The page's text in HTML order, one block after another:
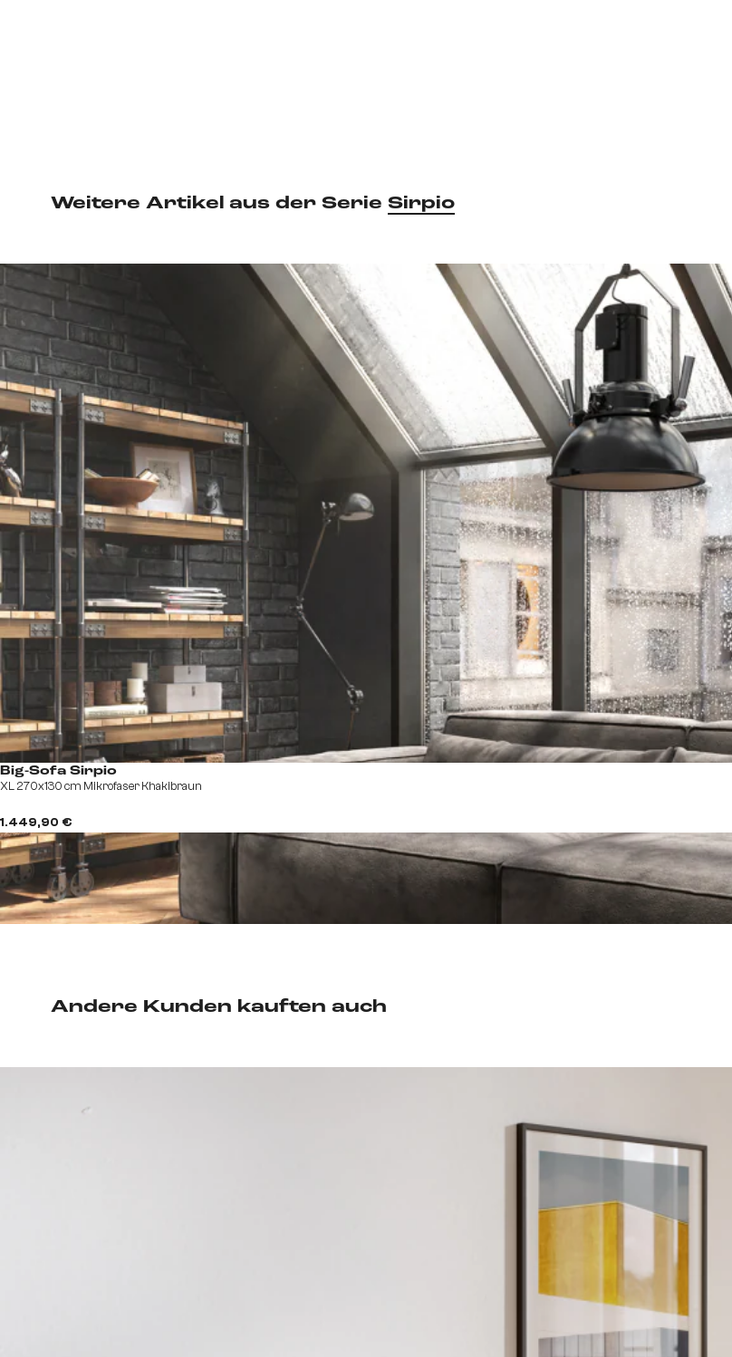
Andere Kunden kauften auch
Weitere Artikel aus der Serie Sirpio
Big-Sofa Sirpio
XL 270x130 cm Mikrofaser Khakibraun
1.449,90 €